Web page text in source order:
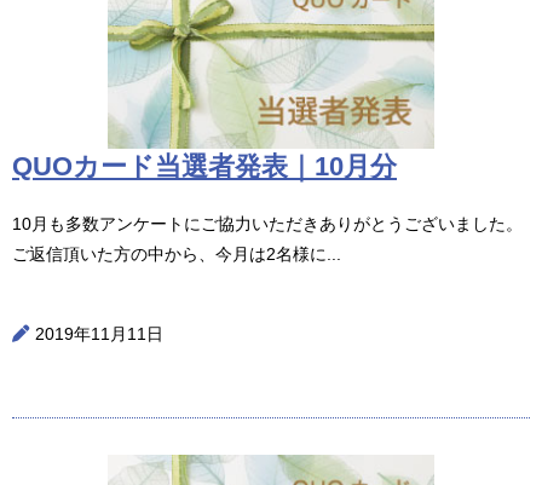
QUOカード当選者発表｜10月分
10月も多数アンケートにご協力いただきありがとうございました。
ご返信頂いた方の中から、今月は2名様に...
2019年11月11日